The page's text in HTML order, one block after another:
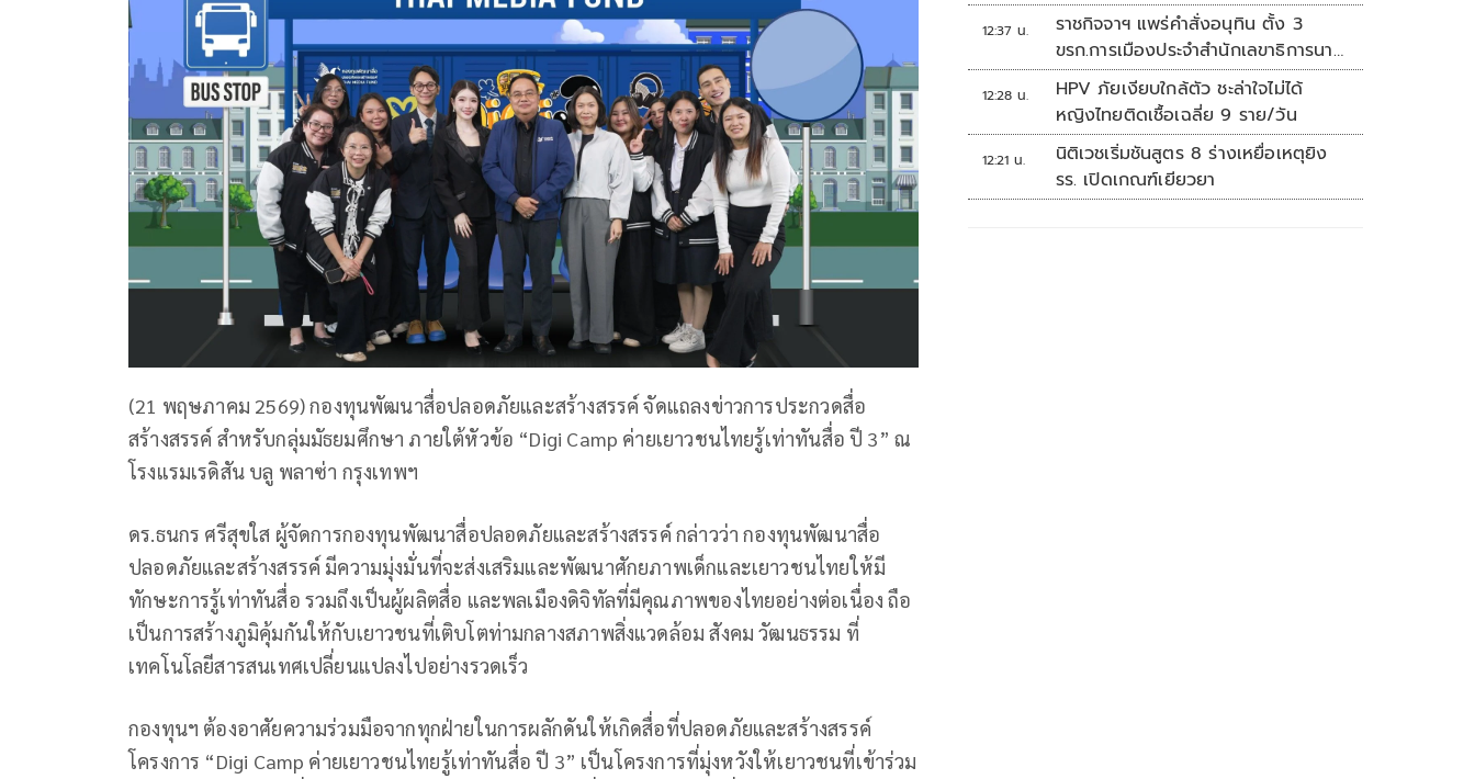
(21 พฤษภาคม 2569) กองทุนพัฒนาสื่อปลอดภัยและสร้างสรรค์ จัดแถลงข่าวการประกวดสื่อ
สร้างสรรค์ สำหรับกลุ่มมัธยมศึกษา ภายใต้หัวข้อ “Digi Camp ค่ายเยาวชนไทยรู้เท่าทันสื่อ ปี 3” ณ
โรงแรมเรดิสัน บลู พลาซ่า กรุงเทพฯ
ดร.ธนกร ศรีสุขใส ผู้จัดการกองทุนพัฒนาสื่อปลอดภัยและสร้างสรรค์ กล่าวว่า กองทุนพัฒนาสื่อ
ปลอดภัยและสร้างสรรค์ มีความมุ่งมั่นที่จะส่งเสริมและพัฒนาศักยภาพเด็กและเยาวชนไทยให้มี
ทักษะการรู้เท่าทันสื่อ รวมถึงเป็นผู้ผลิตสื่อ และพลเมืองดิจิทัลที่มีคุณภาพของไทยอย่างต่อเนื่อง ถือ
เป็นการสร้างภูมิคุ้มกันให้กับเยาวชนที่เติบโตท่ามกลางสภาพสิ่งแวดล้อม สังคม วัฒนธรรม ที่
เทคโนโลยีสารสนเทศเปลี่ยนแปลงไปอย่างรวดเร็ว
กองทุนฯ ต้องอาศัยความร่วมมือจากทุกฝ่ายในการผลักดันให้เกิดสื่อที่ปลอดภัยและสร้างสรรค์
โครงการ “Digi Camp ค่ายเยาวชนไทยรู้เท่าทันสื่อ ปี 3” เป็นโครงการที่มุ่งหวังให้เยาวชนที่เข้าร่วม
ดันเงินหมุนแสนล้าน
12:37 น.
ราชกิจจาฯ แพร่คำสั่งอนุทิน ตั้ง 3
ขรก.การเมืองประจำสำนักเลขาธิการนา
ยกฯ
12:28 น.
HPV ภัยเงียบใกล้ตัว ชะล่าใจไม่ได้
หญิงไทยติดเชื้อเฉลี่ย 9 ราย/วัน
12:21 น.
นิติเวชเริ่มชันสูตร 8 ร่างเหยื่อเหตุยิง
รร. เปิดเกณฑ์เยียวยา